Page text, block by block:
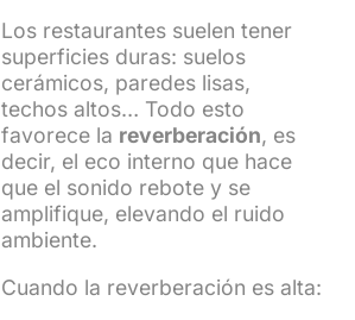
Los restaurantes suelen tener
superficies duras: suelos
cerámicos, paredes lisas,
techos altos… Todo esto
favorece la reverberación, es
decir, el eco interno que hace
que el sonido rebote y se
amplifique, elevando el ruido
ambiente.
Cuando la reverberación es alta: